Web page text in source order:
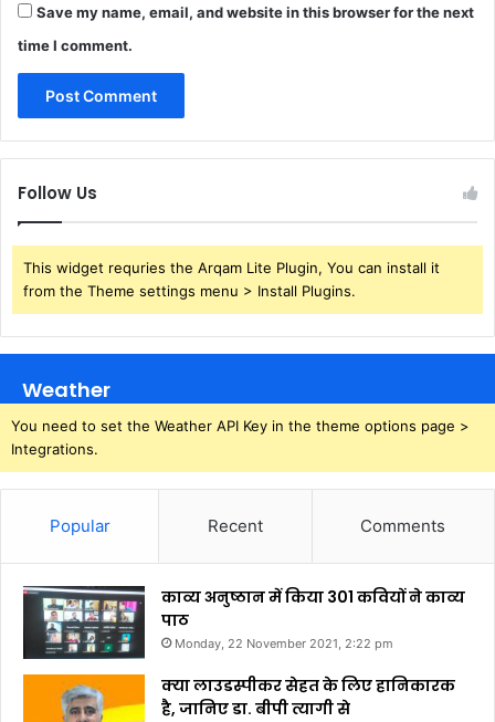
Save my name, email, and website in this browser for the next
time I comment.
Follow Us
This widget requries the Arqam Lite Plugin, You can install it
from the Theme settings menu > Install Plugins.
Weather
You need to set the Weather API Key in the theme options page >
Integrations.
Popular Recent Comments
काव्य अनुष्ठान में किया 301 कवियों ने काव्य
पाठ
Monday, 22 November 2021, 2:22 pm
क्या लाउडस्पीकर सेहत के लिए हानिकारक
है, जानिए डा. बीपी त्यागी से